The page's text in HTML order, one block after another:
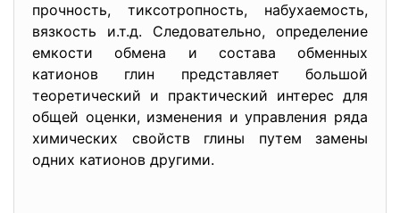
прочность, тиксотропность, набухаемость,
вязкость и.т.д. Следовательно, определение
емкости обмена и состава обменных
катионов глин представляет большой
теоретический и практический интерес для
общей оценки, изменения и управления ряда
химических свойств глины путем замены
одних катионов другими.